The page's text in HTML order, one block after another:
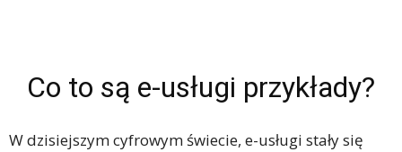
Co to są e-usługi przykłady?
W dzisiejszym cyfrowym świecie, e-usługi stały się